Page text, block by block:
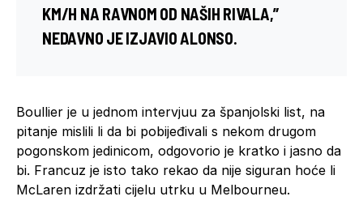
KM/H NA RAVNOM OD NAŠIH RIVALA,”
NEDAVNO JE IZJAVIO ALONSO.
Boullier je u jednom intervjuu za španjolski list, na
pitanje mislili li da bi pobijeđivali s nekom drugom
pogonskom jedinicom, odgovorio je kratko i jasno da
bi. Francuz je isto tako rekao da nije siguran hoće li
McLaren izdržati cijelu utrku u Melbourneu.